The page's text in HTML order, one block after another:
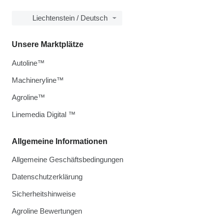
Liechtenstein / Deutsch
Allgemeine Informationen
Allgemeine Geschäftsbedingungen
Datenschutzerklärung
Sicherheitshinweise
Agroline Bewertungen
Unsere Marktplätze
Autoline™
Machineryline™
Agroline™
Linemedia Digital ™